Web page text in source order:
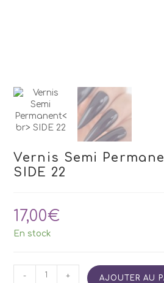
Vernis Semi
SIDE 22
17,00€
En stock
quantité
- + AJOUTER AU